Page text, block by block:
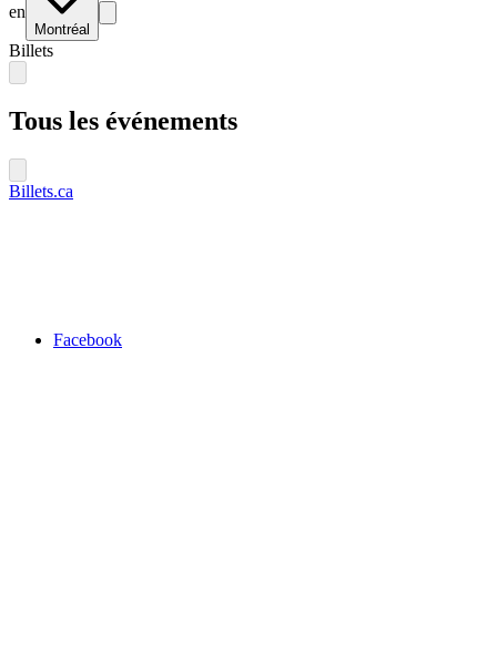
en
Montréal
Billets
Tous les événements
Billets.ca
Facebook